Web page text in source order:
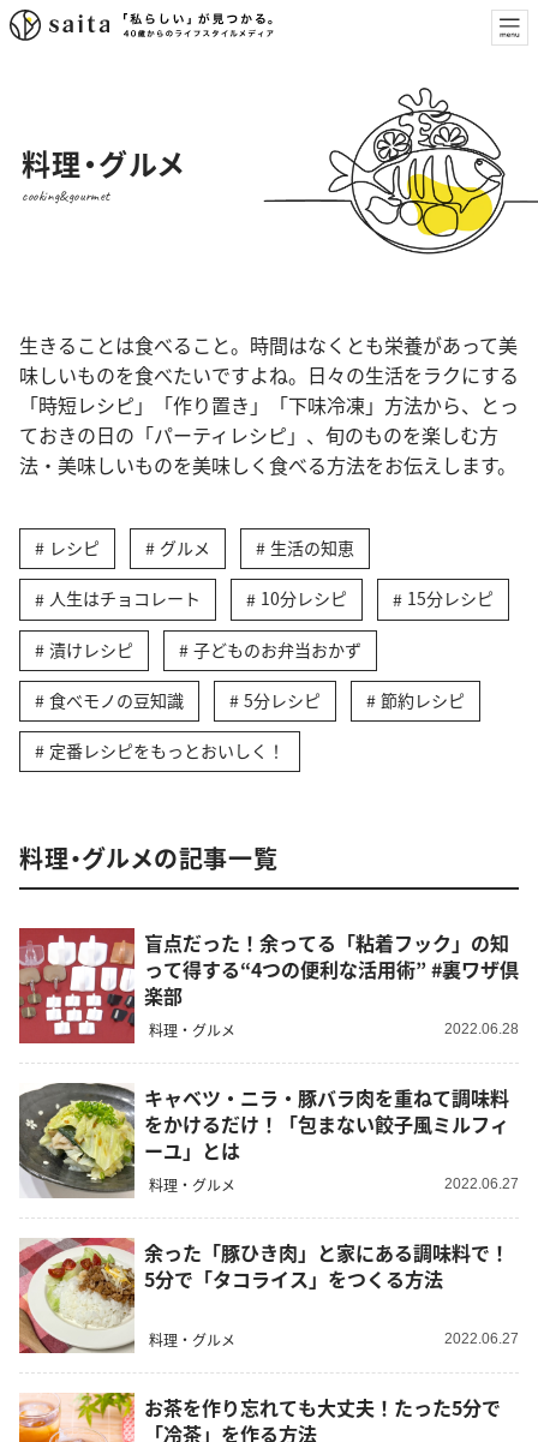
料理・グルメ
cooking&gourmet
生きることは食べること。時間はなくとも栄養があって美
味しいものを食べたいですよね。日々の生活をラクにする
「時短レシピ」「作り置き」「下味冷凍」方法から、とっ
ておきの日の「パーティレシピ」、旬のものを楽しむ方
法・美味しいものを美味しく食べる方法をお伝えします。
レシピ グルメ 生活の知恵
人生はチョコレート 10分レシピ 15分レシピ
漬けレシピ 子どものお弁当おかず
食べモノの豆知識 5分レシピ 節約レシピ
定番レシピをもっとおいしく！
料理・グルメの記事一覧
盲点だった！余ってる「粘着フック」の知
って得する“4つの便利な活用術” #裏ワザ倶
楽部
料理・グルメ 2022.06.28
キャベツ・ニラ・豚バラ肉を重ねて調味料
をかけるだけ！「包まない餃子風ミルフィ
ーユ」とは
料理・グルメ 2022.06.27
余った「豚ひき肉」と家にある調味料で！
5分で「タコライス」をつくる方法
料理・グルメ 2022.06.27
お茶を作り忘れても大丈夫！たった5分で
「冷茶」を作る方法